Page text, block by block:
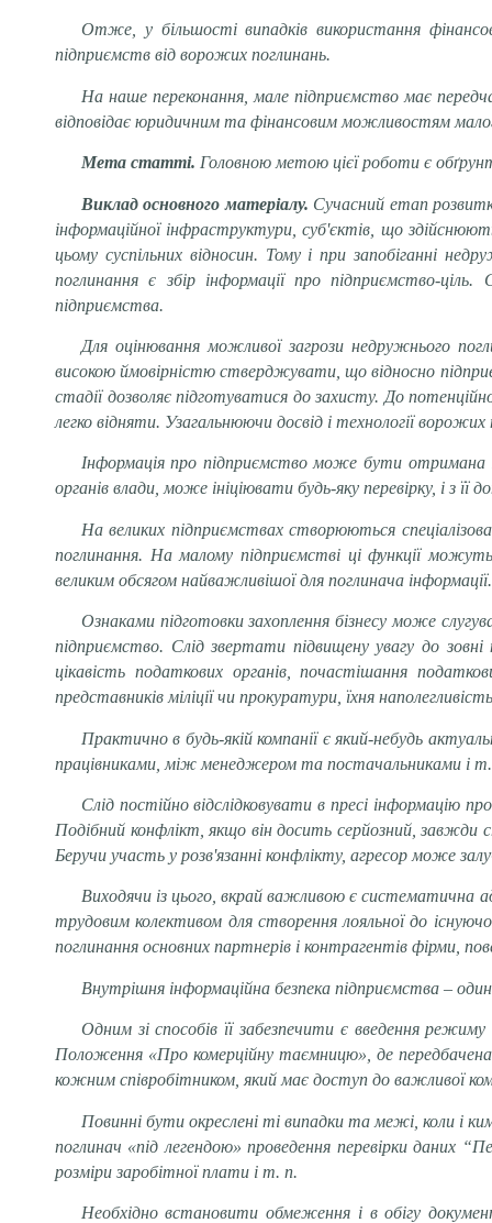
Отже, у більшості випадків використання
підприємств від ворожих поглинань.
На наше переконання, мале підприємство має
відповідає юридичним та фінансовим можливостям
Мета статті. Головною метою цієї роботи є
Виклад основного матеріалу. Сучасний етап
інформаційної інфраструктури, суб'єктів, що
цьому суспільних відносин. Тому і при запобіганні
поглинання є збір інформації про підприємство-
підприємства.
Для оцінювання можливої загрози недружнього
високою ймовірністю стверджувати, що відносно
стадії дозволяє підготуватися до захисту. До
легко відняти. Узагальнюючи досвід і технології
Інформація про підприємство може бути отримана
органів влади, може ініціювати будь-яку перевірку, і з
На великих підприємствах створюються
поглинання. На малому підприємстві ці функції
великим обсягом найважливішої для поглинача інформації.
Ознакамипідготовки захоплення бізнесу може
підприємство. Слід звертати підвищену увагу до
цікавість податкових органів, почастішання
представників міліціїчи прокуратури їхня
Практично в будь-якій компанії є який-небудь
працівниками, між менеджером та постачальниками і
Слід постійно відслідковувати в пресі інформацію
Подібний конфлікт, якщо він досить серйозний, завжди
Беручи участь у розв'язанні конфлікту, агресор може
Виходячи із цього, вкрай важливою є систематична
трудовим колективом для створення лояльної до
поглинання основних партнерів і контрагентів фірми,
Внутрішня інформаційна безпека підприємства –
Одним зі способів її забезпечити є введення
Положення «Про комерційну таємницю», де
кожним співробітником, який має доступ до важливої
Повинні бути окреслені ті випадки та межі, коли і
поглинач «під легендою» проведення перевірки даних
розміри заробітної плати і т. п.
Необхідно встановити обмеження і в обігу